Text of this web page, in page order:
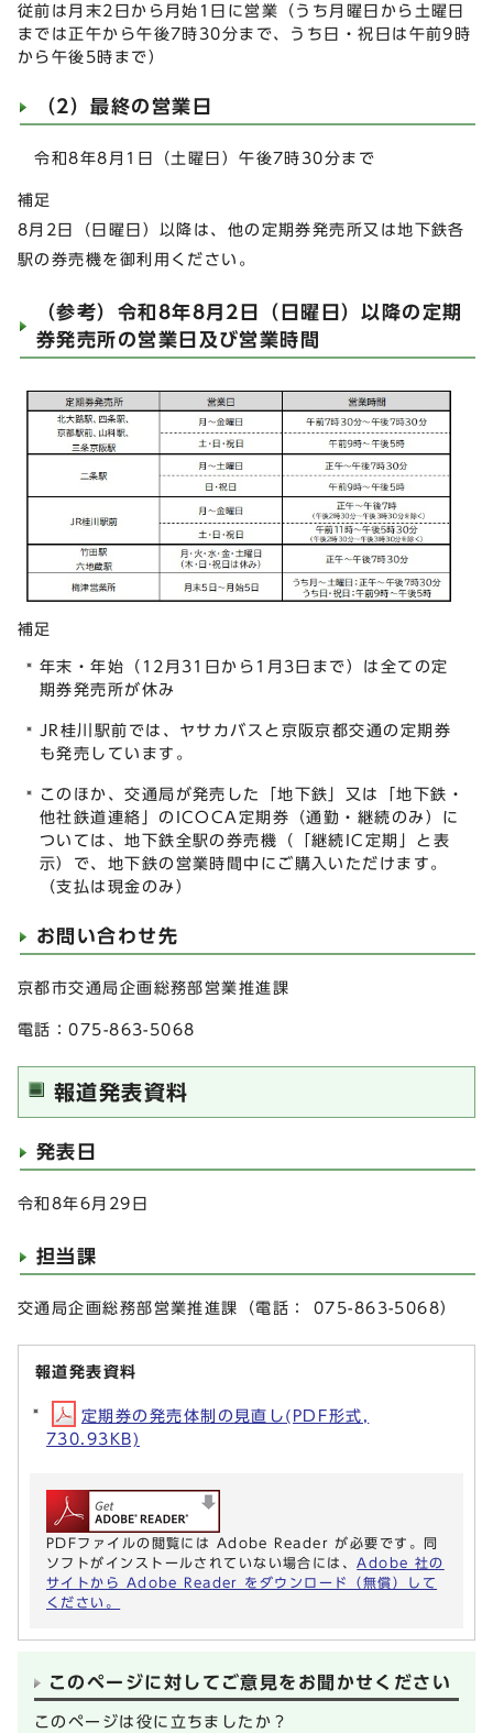
従前は月末2日から月始1日に営業（うち月曜日から土曜日
までは正午から午後7時30分まで、うち日・祝日は午前9時
から午後5時まで）
（2）最終の営業日
令和8年8月1日（土曜日）午後7時30分まで
補足
8月2日（日曜日）以降は、他の定期券発売所又は地下鉄各
駅の券売機を御利用ください。
（参考）令和8年8月2日（日曜日）以降の定期
券発売所の営業日及び営業時間
補足
年末・年始（12月31日から1月3日まで）は全ての定
期券発売所が休み
JR桂川駅前では、ヤサカバスと京阪京都交通の定期券
も発売しています。
このほか、交通局が発売した「地下鉄」又は「地下鉄・
他社鉄道連絡」のICOCA定期券（通勤・継続のみ）に
ついては、地下鉄全駅の券売機（「継続IC定期」と表
示）で、地下鉄の営業時間中にご購入いただけます。
（支払は現金のみ）
お問い合わせ先
京都市交通局企画総務部営業推進課
電話：075-863-5068
報道発表資料
発表日
令和8年6月29日
担当課
交通局企画総務部営業推進課（電話： 075-863-5068）
報道発表資料
定期券の発売体制の見直し(PDF形式,
730.93KB)
PDFファイルの閲覧には Adobe Reader が必要です。同
ソフトがインストールされていない場合には、 Adobe 社の
サイトから Adobe Reader をダウンロード（無償）して
ください。
このページに対してご意見をお聞かせください
このページは役に立ちましたか？